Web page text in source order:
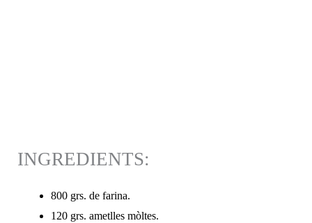
INGREDIENTS:
800 grs. de farina.
120 grs. ametlles mòltes.